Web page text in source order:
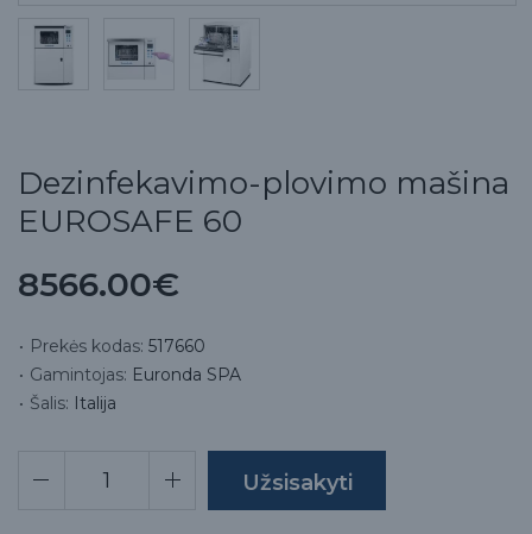
Dezinfekavimo-plovimo mašina
EUROSAFE 60
8566.00€
Prekės kodas: 517660
Gamintojas: Euronda SPA
Šalis: Italija